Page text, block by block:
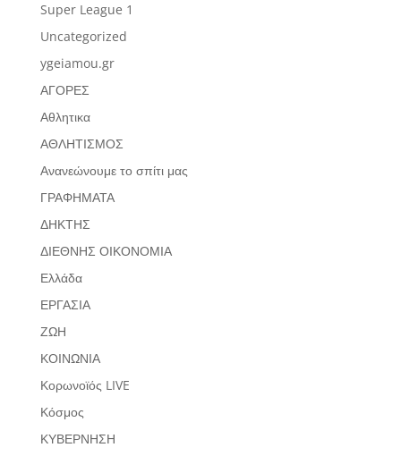
Super League 1
Uncategorized
ygeiamou.gr
ΑΓΟΡΕΣ
Αθλητικα
ΑΘΛΗΤΙΣΜΟΣ
Ανανεώνουμε το σπίτι μας
ΓΡΑΦΗΜΑΤΑ
ΔΗΚΤΗΣ
ΔΙΕΘΝΗΣ ΟΙΚΟΝΟΜΙΑ
Ελλάδα
ΕΡΓΑΣΙΑ
ΖΩΗ
ΚΟΙΝΩΝΙΑ
Κορωνοϊός LIVE
Κόσμος
ΚΥΒΕΡΝΗΣΗ